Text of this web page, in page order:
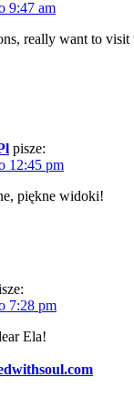
9:47 am
really want to visit
pisze:
12:45 pm
piękne widoki!
7:28 pm
Ela!